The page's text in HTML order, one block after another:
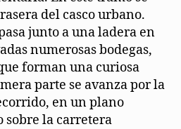
del casco urbano.
junto a una ladera en
numerosas bodegas,
forman una curiosa
parte se avanza por la
en un plano
sobre la carretera